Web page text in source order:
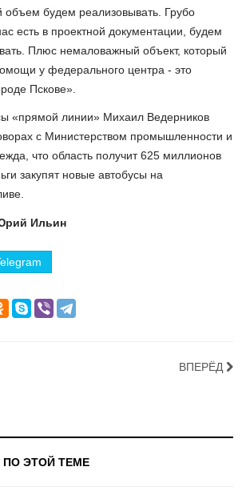
объем будем реализовывать. Грубо
есть в проектной документации, будем
Плюс немаловажный объект, который
у федерального центра - это
Пскове».
«прямой линии» Михаил Ведерников
с Министерством промышленности и
что область получит 625 миллионов
закупят новые автобусы на
Ильин
ВПЕРЁД
ЭТОЙ ТЕМЕ